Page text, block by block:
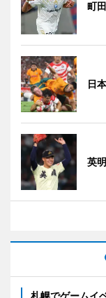
町
日
英
札幌でゲームイ